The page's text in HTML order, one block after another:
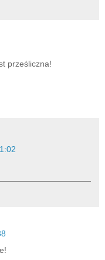
prześliczna!